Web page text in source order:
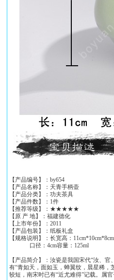
【产品编号】：by654
【产品名称】：天青手柄壶
【产品分类】：功夫茶具
【产品件数】：1件
【推荐等级】：★★★★★
【原 产 地】：福建德化
【上市年份】：2011
【产品包装】：纸板礼盒
【规格说明】：长宽高：11cm*10cm*8cm
口径：4cm容量：125ml
【产品简介】：汝瓷是我国宋代“汝、
有“青如天，面如玉，蝉翼纹，晨星稀
较短，南宋时已有“近尤难得”记载。属官